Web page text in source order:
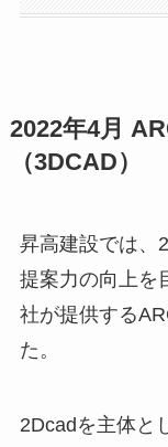
2022年4月
（3DCAD）
昇高建設では、
提案力の向上を
社が提供する
た。
2Dcadを主体と